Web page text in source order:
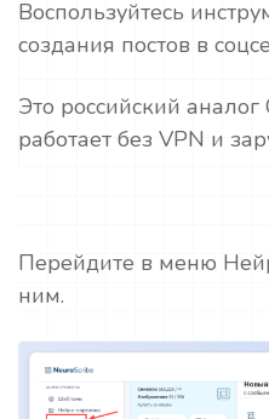
Воспользуйтесь
создания постов в
Это российский аналог
работает без VPN и
Перейдите в меню
ним.